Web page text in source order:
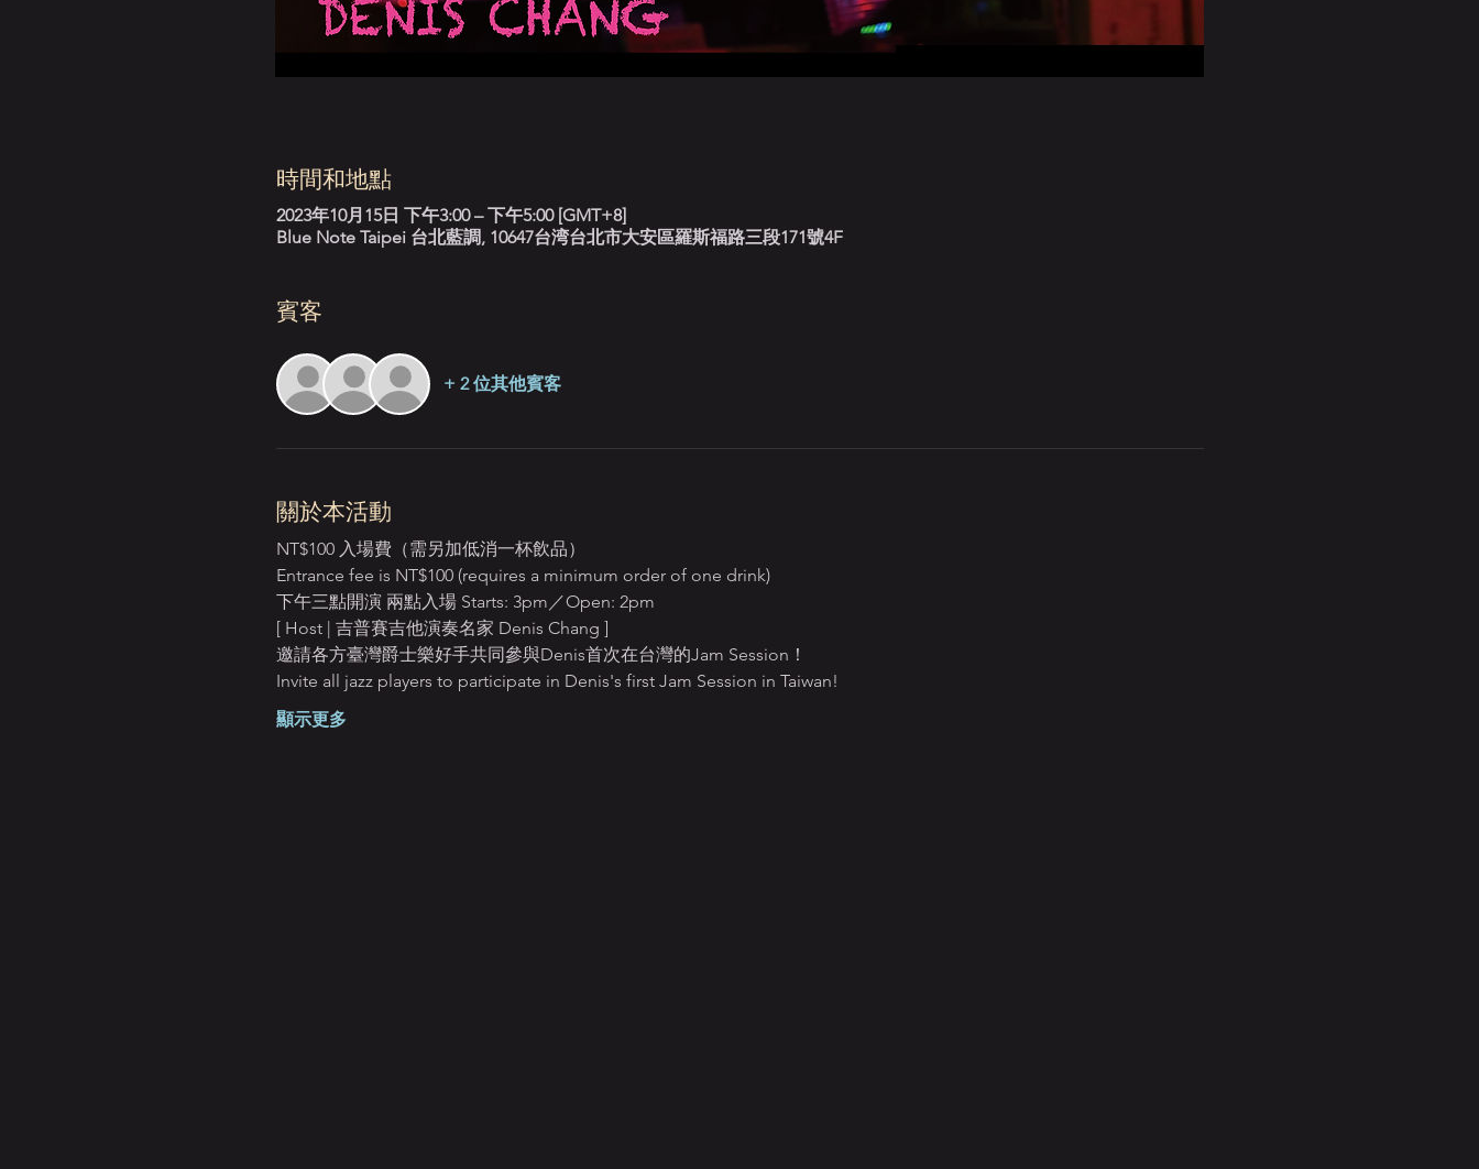
時間和地點
2023年10月15日 下午3:00 – 下午5:00 [GMT+8]
Blue Note Taipei 台北藍調, 10647台湾台北市大安區羅斯福路三段171號4F
賓客
+ 2 位其他賓客
關於本活動
NT$100 入場費（需另加低消一杯飲品）
Entrance fee is NT$100 (requires a minimum order of one drink)
下午三點開演 兩點入場 Starts: 3pm／Open: 2pm
[ Host | 吉普賽吉他演奏名家 Denis Chang ]
邀請各方臺灣爵士樂好手共同參與Denis首次在台灣的Jam Session！
Invite all jazz players to participate in Denis's first Jam Session in Taiwan!
顯示更多